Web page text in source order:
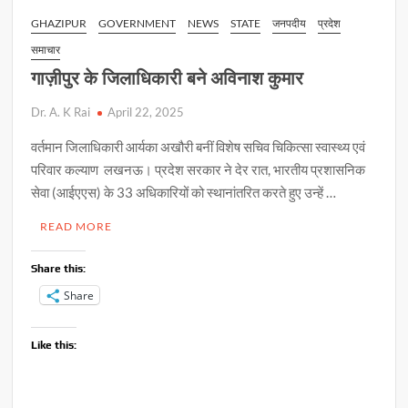
GHAZIPUR GOVERNMENT NEWS STATE जनपदीय
प्रदेश
समाचार
गाज़ीपुर के जिलाधिकारी बने अविनाश कुमार
Dr. A. K Rai April 22, 2025
वर्तमान जिलाधिकारी आर्यका अखौरी बनीं विशेष सचिव चिकित्सा स्वास्थ्य एवं
परिवार कल्याण लखनऊ। प्रदेश सरकार ने देर रात, भारतीय प्रशासनिक
सेवा (आईएएस) के 33 अधिकारियों को स्थानांतरित करते हुए उन्हें …
READ MORE
Share this:
Share
Like this: